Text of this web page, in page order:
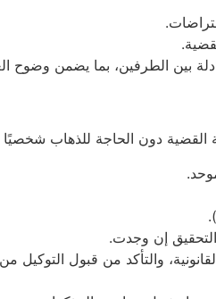
بين الطرفين، بما يضمن وضوح
القضية دون الحاجة للذهاب
إن وجدت.
والتأكد من قبول التوكيل